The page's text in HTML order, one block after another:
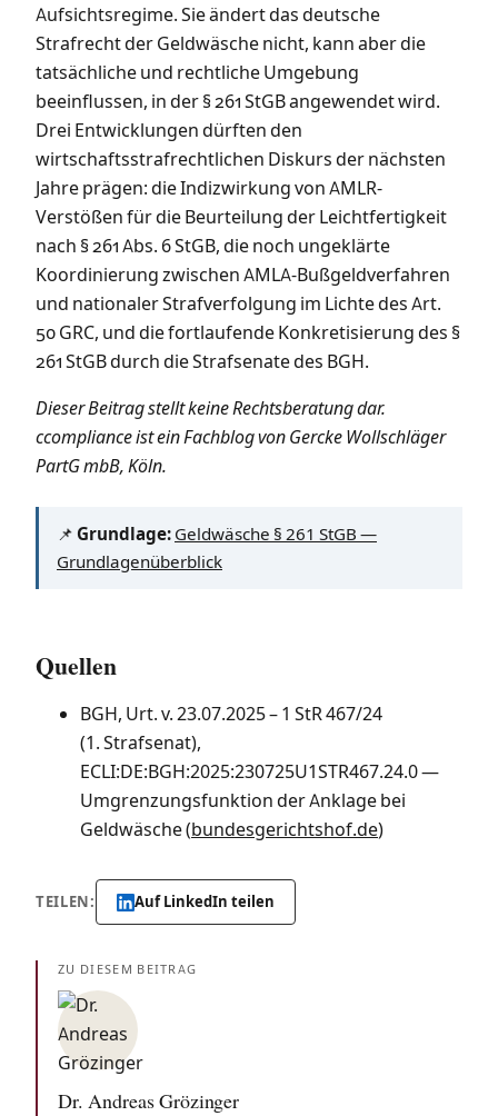
Aufsichtsregime. Sie ändert das deutsche
Strafrecht der Geldwäsche nicht, kann aber die
tatsächliche und rechtliche Umgebung
beeinflussen, in der § 261 StGB angewendet wird.
Drei Entwicklungen dürften den
wirtschaftsstrafrechtlichen Diskurs der nächsten
Jahre prägen: die Indizwirkung von AMLR-
Verstößen für die Beurteilung der Leichtfertigkeit
nach § 261 Abs. 6 StGB, die noch ungeklärte
Koordinierung zwischen AMLA-Bußgeldverfahren
und nationaler Strafverfolgung im Lichte des Art.
50 GRC, und die fortlaufende Konkretisierung des §
261 StGB durch die Strafsenate des BGH.
Dieser Beitrag stellt keine Rechtsberatung dar.
ccompliance ist ein Fachblog von Gercke Wollschläger
PartG mbB, Köln.
📌 Grundlage: Geldwäsche § 261 StGB —
Grundlagenüberblick
Quellen
BGH, Urt. v. 23.07.2025 – 1 StR 467/24
(1. Strafsenat),
ECLI:DE:BGH:2025:230725U1STR467.24.0 —
Umgrenzungsfunktion der Anklage bei
Geldwäsche (bundesgerichtshof.de)
TEILEN: Auf LinkedIn teilen
ZU DIESEM BEITRAG
Dr. Andreas Grözinger